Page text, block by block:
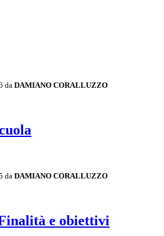
da DAMIANO CORALLUZZO
da DAMIANO CORALLUZZO
e obiettivi